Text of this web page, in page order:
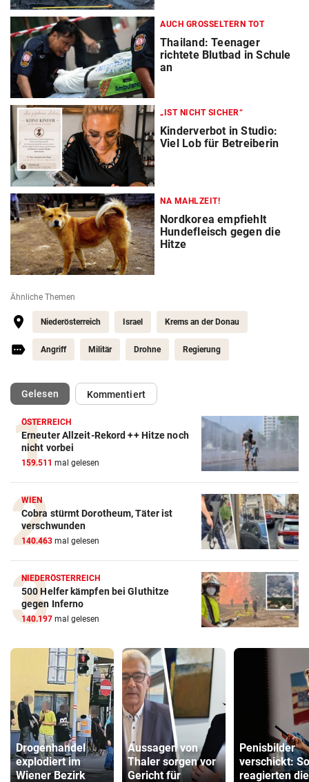
AUCH GROSSELTERN TOT
Thailand: Teenager
richtete Blutbad in Schule
an
„IST NICHT SICHER“
Kinderverbot in Studio:
Viel Lob für Betreiberin
NA MAHLZEIT!
Nordkorea empfiehlt
Hundefleisch gegen die
Hitze
Ähnliche Themen
Niederösterreich Israel Krems an der Donau
Angriff Militär Drohne Regierung
Gelesen(ausgewählt)Kommentiert
ÖSTERREICH
Erneuter Allzeit-Rekord ++ Hitze noch
nicht vorbei
159.511 mal gelesen
WIEN
Cobra stürmt Dorotheum, Täter ist
verschwunden
140.463 mal gelesen
NIEDERÖSTERREICH
500 Helfer kämpfen bei Gluthitze
gegen Inferno
140.197 mal gelesen
Drogenhandel
explodiert im
Wiener Bezirk
Aussagen von
Thaler sorgen vor
Gericht für
Penisbilder
verschickt: So
reagierten die